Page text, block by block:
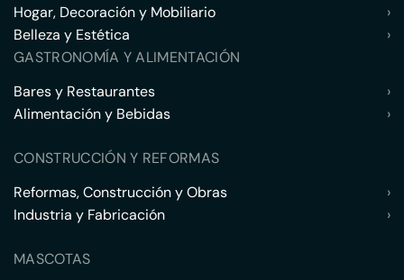
Hogar, Decoración y Mobiliario
›
Belleza y Estética
›
GASTRONOMÍA Y ALIMENTACIÓN
Bares y Restaurantes
›
Alimentación y Bebidas
›
CONSTRUCCIÓN Y REFORMAS
Reformas, Construcción y Obras
›
Industria y Fabricación
›
MASCOTAS